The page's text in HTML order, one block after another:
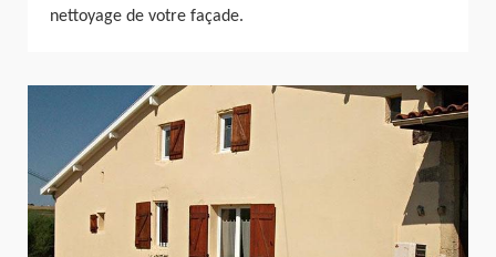
nettoyage de votre façade.